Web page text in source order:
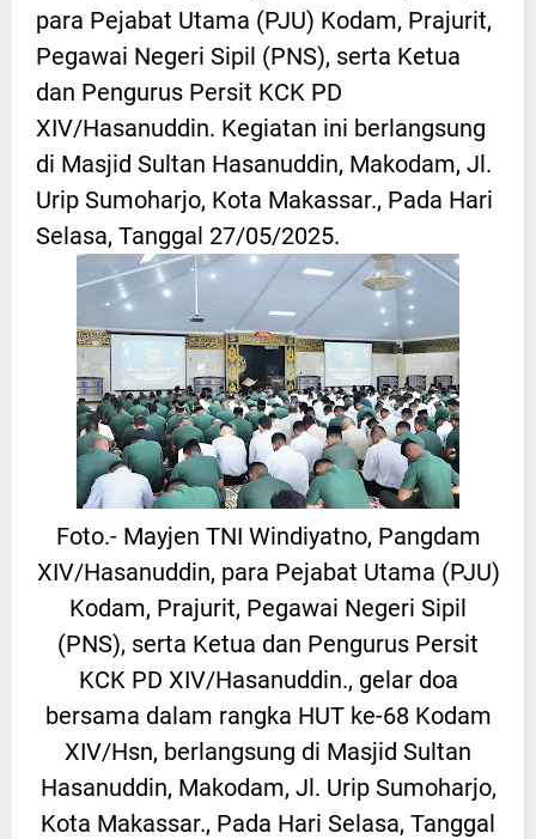
para Pejabat Utama (PJU) Kodam, Prajurit,
Pegawai Negeri Sipil (PNS), serta Ketua
dan Pengurus Persit KCK PD
XIV/Hasanuddin. Kegiatan ini berlangsung
di Masjid Sultan Hasanuddin, Makodam, Jl.
Urip Sumoharjo, Kota Makassar., Pada Hari
Selasa, Tanggal 27/05/2025.
Foto.- Mayjen TNI Windiyatno, Pangdam
XIV/Hasanuddin, para Pejabat Utama (PJU)
Kodam, Prajurit, Pegawai Negeri Sipil
(PNS), serta Ketua dan Pengurus Persit
KCK PD XIV/Hasanuddin., gelar doa
bersama dalam rangka HUT ke-68 Kodam
XIV/Hsn, berlangsung di Masjid Sultan
Hasanuddin, Makodam, Jl. Urip Sumoharjo,
Kota Makassar., Pada Hari Selasa, Tanggal